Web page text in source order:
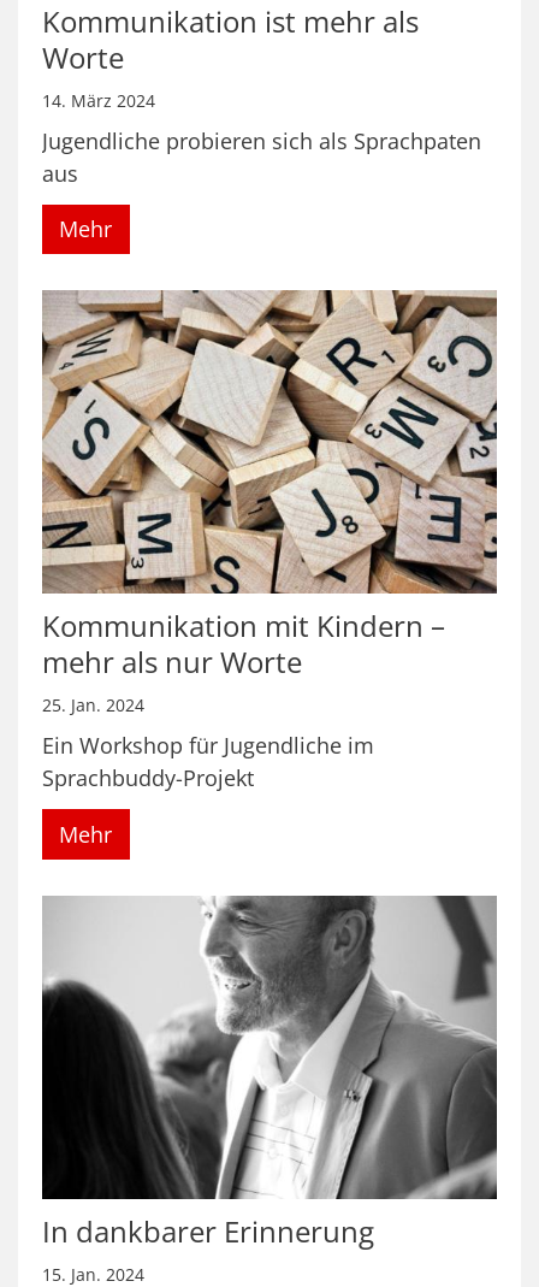
Kommunikation ist mehr als
Worte
14. März 2024
Jugendliche probieren sich als Sprachpaten
aus
Mehr
Kommunikation mit Kindern –
mehr als nur Worte
25. Jan. 2024
Ein Workshop für Jugendliche im
Sprachbuddy-Projekt
Mehr
In dankbarer Erinnerung
15. Jan. 2024